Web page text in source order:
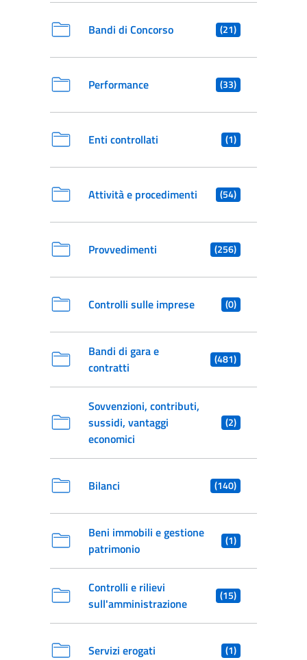
Bandi di Concorso (21)
Performance (33)
Enti controllati (1)
Attività e procedimenti (54)
Provvedimenti (256)
Controlli sulle imprese (0)
Bandi di gara e
contratti
(481)
Sovvenzioni, contributi,
sussidi, vantaggi
economici
(2)
Bilanci (140)
Beni immobili e gestione
patrimonio
(1)
Controlli e rilievi
sull'amministrazione
(15)
Servizi erogati (1)